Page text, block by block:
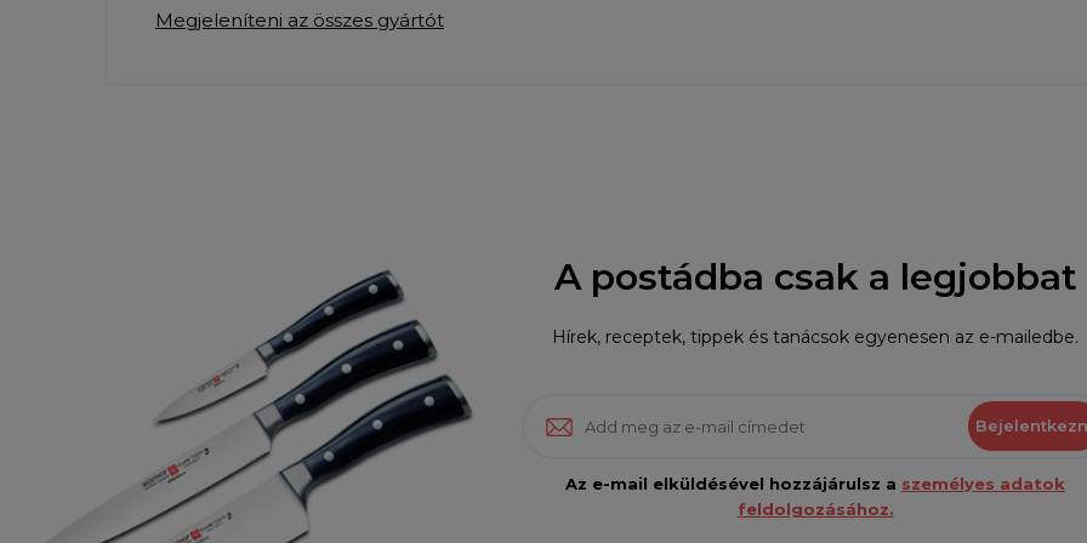
Megjeleníteni az összes gyártót
A postádba csak a legjobbat
Hírek, receptek, tippek és tanácsok egyenesen az e-mailedbe.
Az e-mail elküldésével hozzájárulsz a személyes adatok
feldolgozásához.